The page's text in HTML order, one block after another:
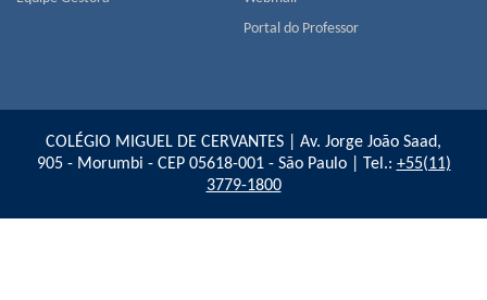
Portal do Professor
COLÉGIO MIGUEL DE CERVANTES | Av. Jorge João Saad,
905 - Morumbi - CEP 05618-001 - São Paulo | Tel.: +55(11)
3779-1800